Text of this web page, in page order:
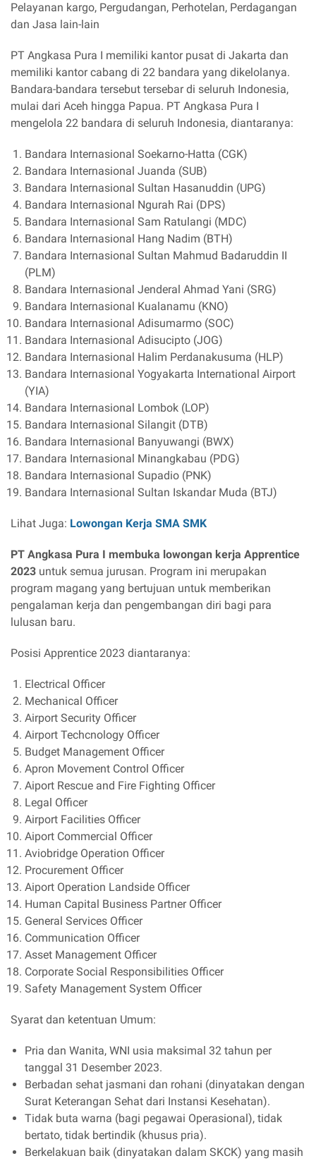
Pelayanan kargo, Pergudangan, Perhotelan, Perdagangan
dan Jasa lain-lain
PT Angkasa Pura I memiliki kantor pusat di Jakarta dan
memiliki kantor cabang di 22 bandara yang dikelolanya.
Bandara-bandara tersebut tersebar di seluruh Indonesia,
mulai dari Aceh hingga Papua. PT Angkasa Pura I
mengelola 22 bandara di seluruh Indonesia, diantaranya:
Bandara Internasional Soekarno-Hatta (CGK)
Bandara Internasional Juanda (SUB)
Bandara Internasional Sultan Hasanuddin (UPG)
Bandara Internasional Ngurah Rai (DPS)
Bandara Internasional Sam Ratulangi (MDC)
Bandara Internasional Hang Nadim (BTH)
Bandara Internasional Sultan Mahmud Badaruddin II
(PLM)
Bandara Internasional Jenderal Ahmad Yani (SRG)
Bandara Internasional Kualanamu (KNO)
Bandara Internasional Adisumarmo (SOC)
Bandara Internasional Adisucipto (JOG)
Bandara Internasional Halim Perdanakusuma (HLP)
Bandara Internasional Yogyakarta International Airport
(YIA)
Bandara Internasional Lombok (LOP)
Bandara Internasional Silangit (DTB)
Bandara Internasional Banyuwangi (BWX)
Bandara Internasional Minangkabau (PDG)
Bandara Internasional Supadio (PNK)
Bandara Internasional Sultan Iskandar Muda (BTJ)
Lihat Juga: Lowongan Kerja SMA SMK
PT Angkasa Pura I membuka lowongan kerja Apprentice
2023 untuk semua jurusan. Program ini merupakan
program magang yang bertujuan untuk memberikan
pengalaman kerja dan pengembangan diri bagi para
lulusan baru.
Posisi Apprentice 2023 diantaranya:
Electrical Officer
Mechanical Officer
Airport Security Officer
Airport Techcnology Officer
Budget Management Officer
Apron Movement Control Officer
Aiport Rescue and Fire Fighting Officer
Legal Officer
Airport Facilities Officer
Aiport Commercial Officer
Aviobridge Operation Officer
Procurement Officer
Aiport Operation Landside Officer
Human Capital Business Partner Officer
General Services Officer
Communication Officer
Asset Management Officer
Corporate Social Responsibilities Officer
Safety Management System Officer
Syarat dan ketentuan Umum:
Pria dan Wanita, WNI usia maksimal 32 tahun per
tanggal 31 Desember 2023.
Berbadan sehat jasmani dan rohani (dinyatakan dengan
Surat Keterangan Sehat dari Instansi Kesehatan).
Tidak buta warna (bagi pegawai Operasional), tidak
bertato, tidak bertindik (khusus pria).
Berkelakuan baik (dinyatakan dalam SKCK) yang masih